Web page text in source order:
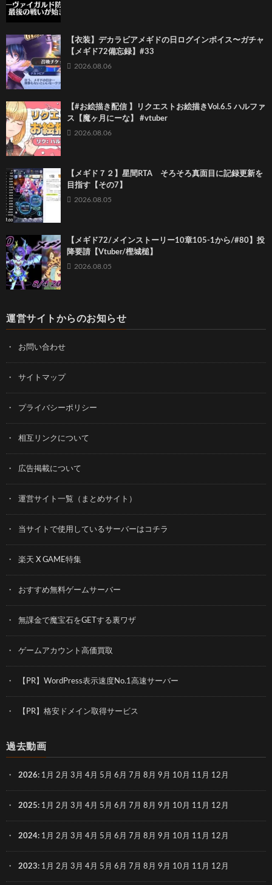
【衣装】デカラビアメギドの日ログインボイス〜ガチャ
【メギド72備忘録】#33
2026.08.06
【#お絵描き配信 】リクエストお絵描きVol.6.5 ハルファ
ス【魔ヶ月にーな】 #vtuber
2026.08.06
【メギド７２】星間RTA そろそろ真面目に記録更新を
目指す【その7】
2026.08.05
【メギド72/メインストーリー10章105-1から/#80】投
降要請【Vtuber/樫城槌】
2026.08.05
運営サイトからのお知らせ
お問い合わせ
サイトマップ
プライバシーポリシー
相互リンクについて
広告掲載について
運営サイト一覧（まとめサイト）
当サイトで使用しているサーバーはコチラ
楽天 X GAME特集
おすすめ無料ゲームサーバー
無課金で魔宝石をGETする裏ワザ
ゲームアカウント高価買取
【PR】WordPress表示速度No.1高速サーバー
【PR】格安ドメイン取得サービス
過去動画
2026: 1月 2月 3月 4月 5月 6月 7月 8月 9月 10月 11月 12月
2025: 1月 2月 3月 4月 5月 6月 7月 8月 9月 10月 11月 12月
2024: 1月 2月 3月 4月 5月 6月 7月 8月 9月 10月 11月 12月
2023: 1月 2月 3月 4月 5月 6月 7月 8月 9月 10月 11月 12月